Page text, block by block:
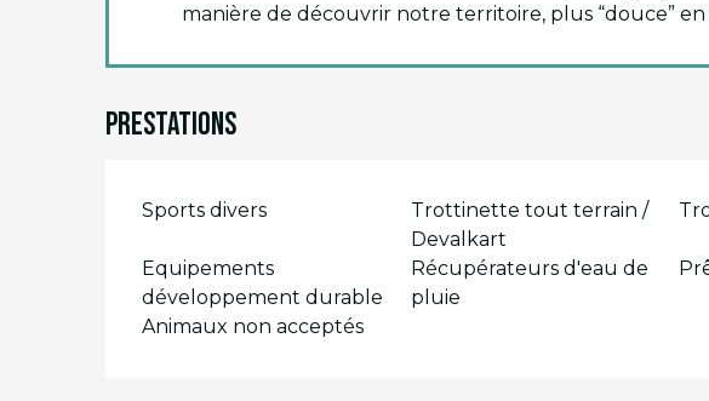
manière de découvrir notre territoire, plus “douce”
Prestations
Sports divers
Trottinette tout terrain /
Devalkart
Equipements
développement durable
Récupérateurs d'eau de
pluie
Animaux non acceptés